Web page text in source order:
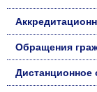
Обращения
Дистанционное